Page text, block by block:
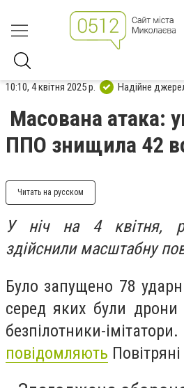
10:10, 4 квітня 2025 р. Надійне
Масована атака:
ППО знищила 42
Читать на русском
У ніч на 4 квітня,
здійснили масштабну
Було запущено 78
серед яких були дрони
безпілотники-
повідомляють